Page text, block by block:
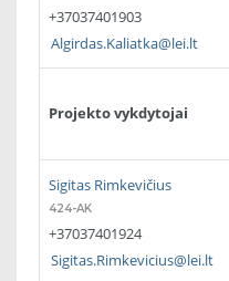
+37037401903
Algirdas.Kaliatka@lei.lt
Projekto vykdytojai
Sigitas Rimkevičius
424-AK
+37037401924
Sigitas.Rimkevicius@lei.lt